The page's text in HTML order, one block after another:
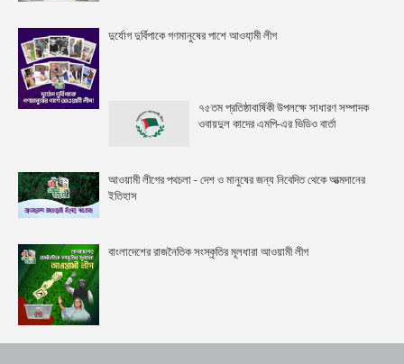
দুর্যোগ দুর্বিপাকে গণমানুষের পাশে আওযা়মী লীগ
৭৫তম প্রতিষ্ঠাবার্ষিকী উপলক্ষে সাধারণ সম্পাদক
ওবায়দুল কাদের এমপি-এর ভিডিও বার্তা
আওয়ামী লীগের পথচলা - দেশ ও মানুষের জন্য নিবেদিত থেকে আত্মদানের
ইতিহাস
বাংলাদেশের রাজনৈতিক সংস্কৃতির মূলধারা আওয়ামী লীগ